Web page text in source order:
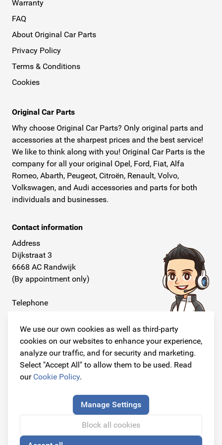
We use our own cookies as well as third-party
cookies on our websites to enhance your experience,
analyze our traffic, and for security and marketing.
Select "Accept All" to allow them to be used. Read
our Cookie Policy.
Manage Settings
Block all cookies
merken maken zowel styling producten als tuning
producten voor Opel. Hierdoor krijgt uw Opel een
sportiever uiterlijk, maar kunt u ook het vermogen van u
motor optimaliseren en verhogen.Wij leveren ook
armsteunen van het merk Armster. Armster maakt ook
originele armsteunen voor Opel. Wij leveren deze Armster
bezorgd door PostNL. De pakketten worden snel en
verzekerd naar u verstuurd. PostNL bezorgt ook op
zaterdag en hanteert ruime bezorgtijden en een
uitgebreide service.Original Car Parts is uw digitale
dealer waar u snel, eenvoudig, tegen scherpe prijzen en
de beste kwaliteit al uw originele Opel onderdelen online
koopt!
Warranty
FAQ
About Original Car Parts
Privacy Policy
Terms & Conditions
Cookies
Original Car Parts
Why choose Original Car Parts? Only original parts and
accessories at the sharpest prices and the best service!
We like to think along with you! Original Car Parts is the
company for all your original Opel, Ford, Fiat, Alfa
Romeo, Abarth, Peugeot, Citroën, Renault, Volvo,
Volkswagen, and Audi accessories and parts for both
individuals and businesses.
Contact information
Address
Dijkstraat 3
6668 AC Randwijk
(By appointment only)
Telephone
E-mail
info@originalcarparts.nl
Follow us!